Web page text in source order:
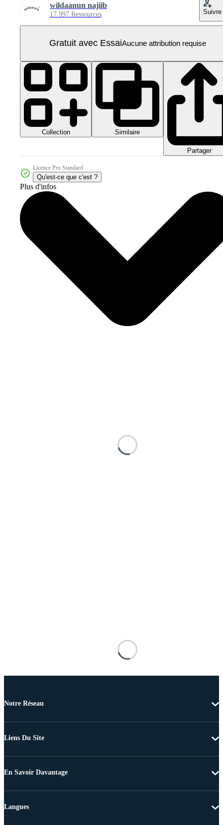
wildaanun najiib
17 997 Ressources Suivre
Gratuit avec EssaiAucune attribution requise
Collection Similaire
Partager
Licence Pro Standard
Qu'est-ce que c'est ?
Plus d'infos
Notre Réseau
Liens Du Site
En Savoir Davantage
Langues